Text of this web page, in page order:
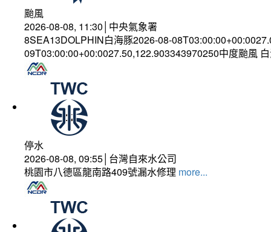
颱風
2026-08-08, 11:30│中央氣象署
8SEA13DOLPHIN白海豚2026-08-
09T03:00:00+00:0027.50,122.903343970250中度颱風
停水
2026-08-08, 09:55│台灣自來水公司
桃園市八德區龍南路409號漏水修理 more...